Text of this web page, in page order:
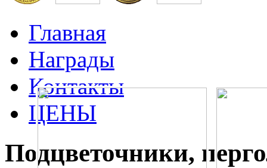
Главная
Награды
Контакты
ЦЕНЫ
Подцветочники,